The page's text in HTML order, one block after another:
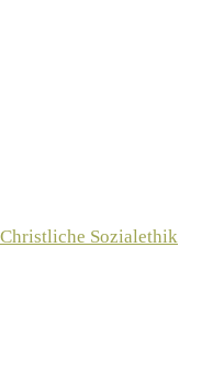
Sozialethik